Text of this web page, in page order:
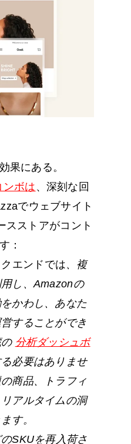
果にある。
ボは 、深刻な回
でウェブサイト
スストアがコント
：
エンドでは、複
し、Amazonの
かわし、あなた
することができ
分析ダッシュボ
必要はありませ
商品、トラフィ
アルタイムの洞
す。
SKUを再入荷さ